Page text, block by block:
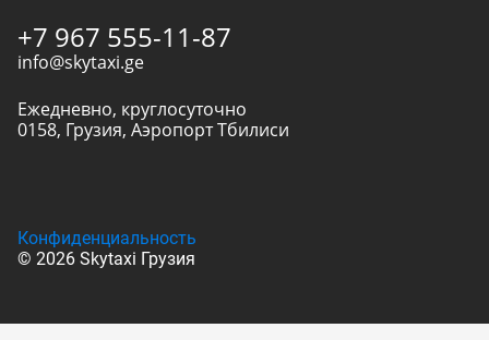
+7 967 555-11-87
info@skytaxi.ge
Ежедневно, круглосуточно
0158, Грузия, Аэропорт Тбилиси
© 2026 Skytaxi Грузия
Конфиденциальность